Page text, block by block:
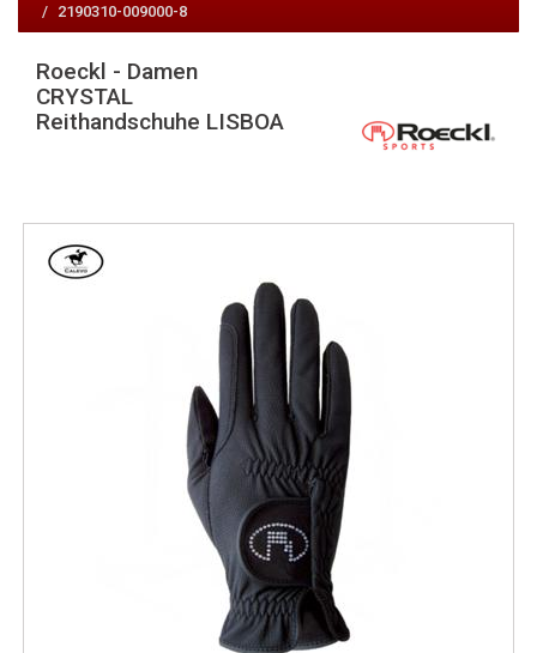
Damen
CRYSTAL
Reithandschuhe
2190310-009000-8
Roeckl - Damen
CRYSTAL
Reithandschuhe LISBOA